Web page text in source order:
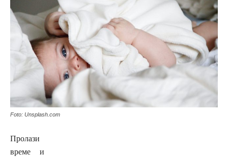
Foto: Unsplash.com
Пролази
време и